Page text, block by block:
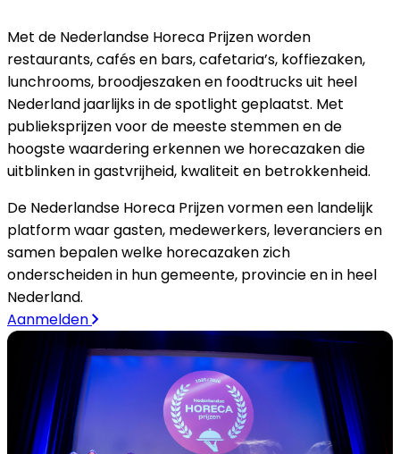
Met de Nederlandse Horeca Prijzen worden
restaurants, cafés en bars, cafetaria’s, koffiezaken,
lunchrooms, broodjeszaken en foodtrucks uit heel
Nederland jaarlijks in de spotlight geplaatst. Met
publieksprijzen voor de meeste stemmen en de
hoogste waardering erkennen we horecazaken die
uitblinken in gastvrijheid, kwaliteit en betrokkenheid.
De Nederlandse Horeca Prijzen vormen een landelijk
platform waar gasten, medewerkers, leveranciers en
samen bepalen welke horecazaken zich
onderscheiden in hun gemeente, provincie en in heel
Nederland.
Aanmelden